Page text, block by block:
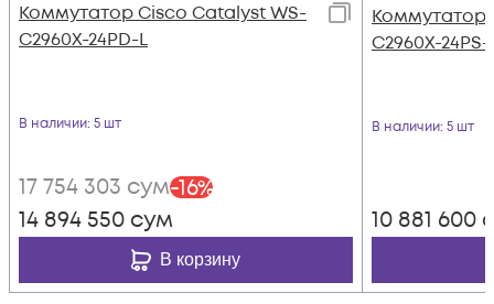
Коммутатор Cisco Catalyst WS-
C2960X-24PD-L
В наличии: 5 шт
17 754 303 сум-16%
14 894 550 сум
В корзину
Коммутатор
C2960X-24PS-
В наличии: 5 шт
10 881 600